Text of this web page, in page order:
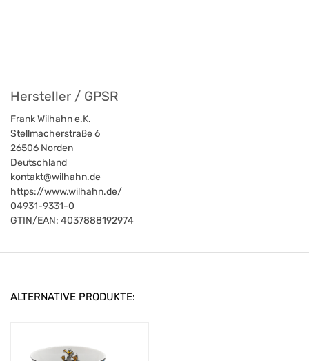
Hersteller / GPSR
Frank Wilhahn e.K.
Stellmacherstraße 6
26506 Norden
Deutschland
kontakt@wilhahn.de
https://www.wilhahn.de/
04931-9331-0
GTIN/EAN: 4037888192974
ALTERNATIVE PRODUKTE: